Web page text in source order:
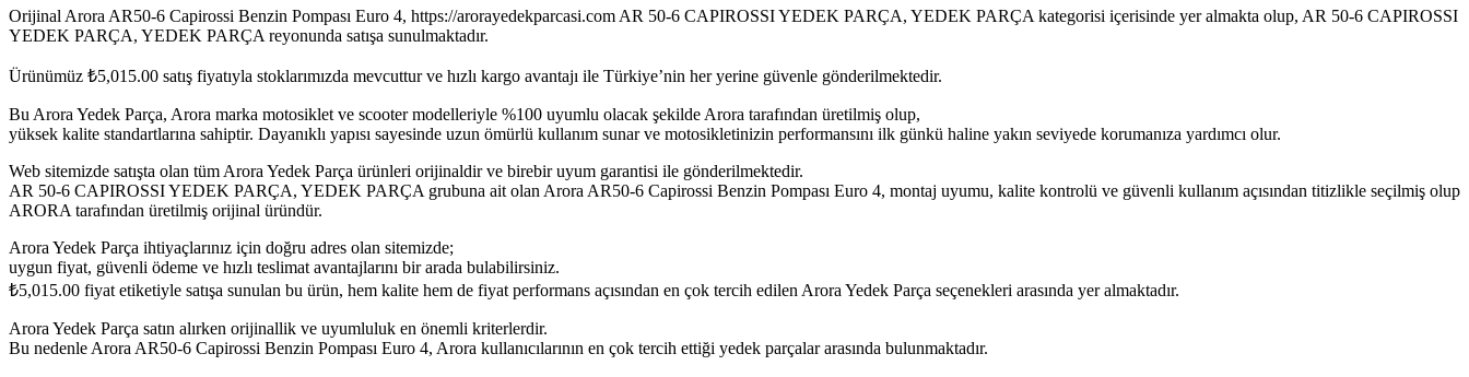
Orijinal Arora AR50-6 Capirossi Benzin Pompası Euro 4, https://arorayedekparcasi.com AR 50-6 CAPIROSSI YEDEK PARÇA, YEDEK PARÇA kategorisi içerisinde yer almakta olup, AR 50-6 CAPIROSSI
YEDEK PARÇA, YEDEK PARÇA reyonunda satışa sunulmaktadır.
Ürünümüz ₺5,015.00 satış fiyatıyla stoklarımızda mevcuttur ve hızlı kargo avantajı ile Türkiye’nin her yerine güvenle gönderilmektedir.
Bu Arora Yedek Parça, Arora marka motosiklet ve scooter modelleriyle %100 uyumlu olacak şekilde Arora tarafından üretilmiş olup,
yüksek kalite standartlarına sahiptir. Dayanıklı yapısı sayesinde uzun ömürlü kullanım sunar ve motosikletinizin performansını ilk günkü haline yakın seviyede korumanıza yardımcı olur.
Web sitemizde satışta olan tüm Arora Yedek Parça ürünleri orijinaldir ve birebir uyum garantisi ile gönderilmektedir.
AR 50-6 CAPIROSSI YEDEK PARÇA, YEDEK PARÇA grubuna ait olan Arora AR50-6 Capirossi Benzin Pompası Euro 4, montaj uyumu, kalite kontrolü ve güvenli kullanım açısından titizlikle seçilmiş olup
ARORA tarafından üretilmiş orijinal üründür.
Arora Yedek Parça ihtiyaçlarınız için doğru adres olan sitemizde;
uygun fiyat, güvenli ödeme ve hızlı teslimat avantajlarını bir arada bulabilirsiniz.
₺5,015.00 fiyat etiketiyle satışa sunulan bu ürün, hem kalite hem de fiyat performans açısından en çok tercih edilen Arora Yedek Parça seçenekleri arasında yer almaktadır.
Arora Yedek Parça satın alırken orijinallik ve uyumluluk en önemli kriterlerdir.
Bu nedenle Arora AR50-6 Capirossi Benzin Pompası Euro 4, Arora kullanıcılarının en çok tercih ettiği yedek parçalar arasında bulunmaktadır.